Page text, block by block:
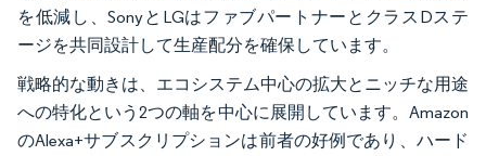
を低減し、SonyとLGはファブパートナーとクラスDステ
ージを共同設計して生産配分を確保しています。
戦略的な動きは、エコシステム中心の拡大とニッチな用途
への特化という2つの軸を中心に展開しています。Amazon
のAlexa+サブスクリプションは前者の好例であり、ハード